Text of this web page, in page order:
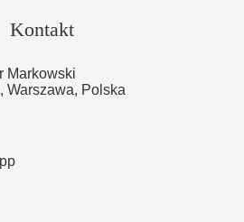
Kontakt
Markowski
Warszawa, Polska